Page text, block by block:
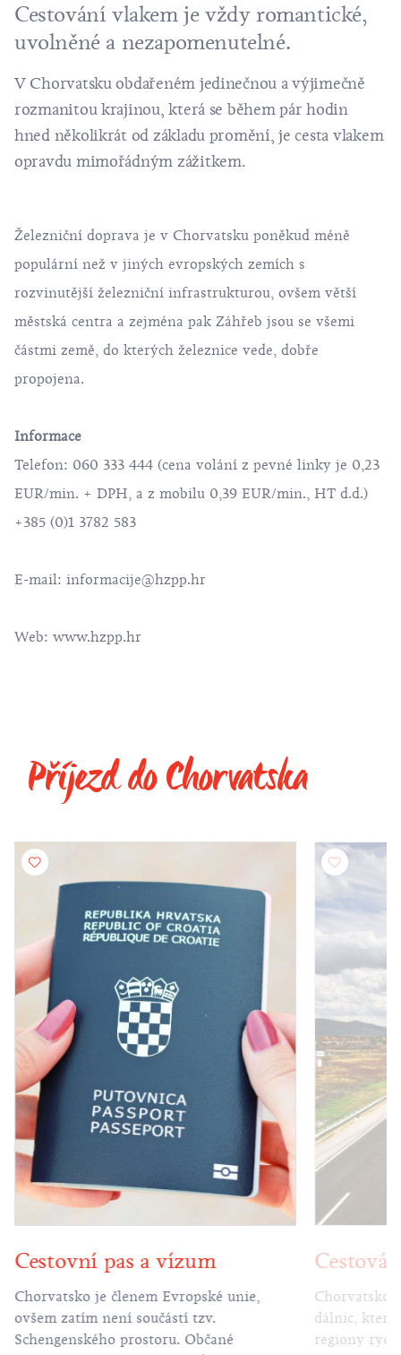
Cestování vlakem je vždy romantické,
uvolněné a nezapomenutelné.
V Chorvatsku obdařeném jedinečnou a výjimečně
rozmanitou krajinou, která se během pár hodin
hned několikrát od základu promění, je cesta vlakem
opravdu mimořádným zážitkem.
Železniční doprava je v Chorvatsku poněkud méně
populární než v jiných evropských zemích s
rozvinutější železniční infrastrukturou, ovšem větší
městská centra a zejména pak Záhřeb jsou se všemi
částmi země, do kterých železnice vede, dobře
propojena.
Informace
Telefon: 060 333 444 (cena volání z pevné linky je 0,23
EUR/min. + DPH, a z mobilu 0,39 EUR/min., HT d.d.)
+385 (0)1 3782 583
E-mail: informacije@hzpp.hr
Web: www.hzpp.hr
Příjezd do Chorvatska
Cestovní pas a vízum
Chorvatsko je členem Evropské unie,
ovšem zatím není součástí tzv.
Schengenského prostoru. Občané
Chorvatsko
dálnic,
regiony